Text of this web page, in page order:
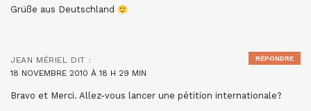
Grüße aus Deutschland
JEAN MÉRIEL DIT :
18 NOVEMBRE 2010 À 18 H 29 MIN
Bravo et Merci. Allez-vous lancer une pétition internationale?
RÉPONDRE